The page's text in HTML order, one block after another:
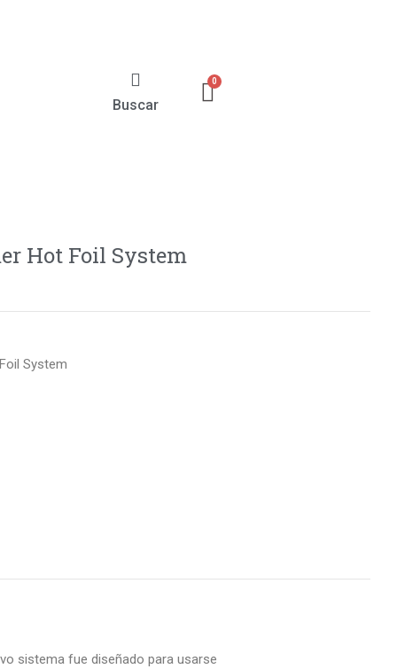
Buscar
Hot Foil System
System
sistema fue diseñado para usarse